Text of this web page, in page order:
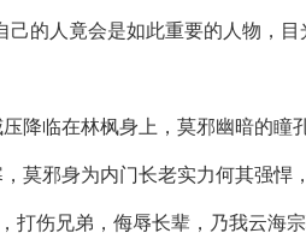
的人竟会是如此重要的人物，
降临在林枫身上，莫邪幽暗的瞳
莫邪身为内门长老实力何其强悍
打伤兄弟，侮辱长辈，乃我云海